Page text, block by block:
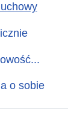
o sobie